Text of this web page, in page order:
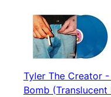
Tyler The Creator
Bomb (Translucent